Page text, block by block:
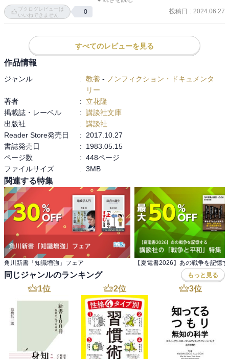
た。田中も逮捕され、首脳部を失った共産党に対して特高警察はあ
昭和初期のプロレタリア芸術論は、芸術、文学自体の価値や独自性
を認めず、政治に奉仕し、従属すべし、というもの。思想、心理に
とどまるのは不足で共産党という党の側に立たねばならない370
いっせい検挙で地下活動に入った共産党。最高幹部の渡政のアジト
は人形町。地下中央事務局は蛎殻町210
本書出版当時日本共産党は、天皇制には反対するが、「天皇教には
反対しない」としていた191
大井広介は共産党を「左翼天皇制」と名付けた47
各国の共産党は、それぞれの国の社会主義政党から分離して生まれ
た。しかし日本共産党は、その当時社会主義政党が無い状態で突然
ロシアコミンテルンの指導の元誕生した。45
色々な思想の内、共産主義思想はイケナイ、というのと共産主義以
外の思想はイケナイ、とは太陽と冥王星ほどの隔たりがある。少な
ブクログレビューは
いいねできません
0 投稿日 : 2024.06.27
すべてのレビューを見る
作品情報
ジャンル : 教養 - ノンフィクション・ドキュメンタ
リー
著者
:
立花隆
掲載誌・レーベル
: 講談社文庫
出版社
: 講談社
Reader Store発売日
:
2017.10.27
書誌発売日
:
1983.05.15
ページ数
: 448ページ
ファイルサイズ
: 3MB
関連する特集
角川新書「知識増強」フェア
同じジャンルのランキング もっと見る
1位 2位 3位